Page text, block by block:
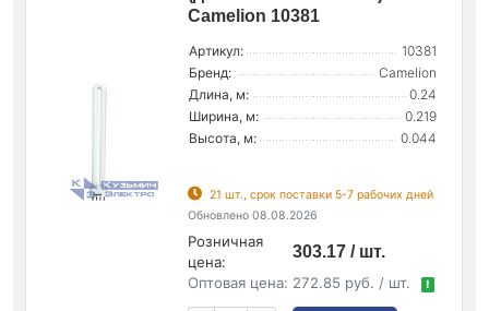
Camelion 10381
Артикул:
10381
Бренд:
Camelion
Длина, м:
0.24
Ширина, м:
0.219
Высота, м:
0.044
21 шт., срок поставки 5-7 рабочих дней
Обновлено 08.08.2026
Розничная
цена:
303.17 / шт.
Оптовая цена: 272.85 руб. / шт. !